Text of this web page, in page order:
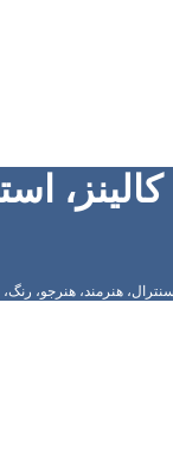
سنترال، هنرمند، هنرجو،